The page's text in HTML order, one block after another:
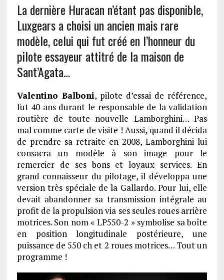
La dernière Huracan n’étant pas disponible,
Luxgears a choisi un ancien mais rare
modèle, celui qui fut créé en l’honneur du
pilote essayeur attitré de la maison de
Sant’Agata…
Valentino Balboni, pilote d’essai de référence,
fut 40 ans durant le responsable de la validation
routière de toute nouvelle Lamborghini… Pas
mal comme carte de visite ! Aussi, quand il décida
de prendre sa retraite en 2008, Lamborghini lui
consacra un modèle à son image pour le
remercier de ses bons et loyaux services. En
grand connaisseur du pilotage, il développa une
version très spéciale de la Gallardo. Pour lui, elle
devait abandonner sa transmission intégrale au
profit de la propulsion via ses seules roues arrière
motrices. Son nom « LP550-2 » symbolise sa boîte
en position longitudinale postérieure, une
puissance de 550 ch et 2 roues motrices… Tout un
programme !